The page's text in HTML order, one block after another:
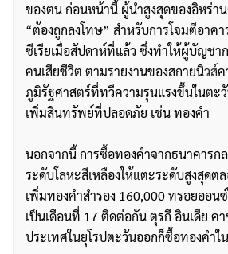
ของตน ก่อนหน้านี้ ผู้นำสูงสุดของอิหร่าน
“ต้องถูกลงโทษ” สำหรับการโจมตีอาค
ซีเรียเมื่อสัปดาห์ที่แล้ว ซึ่งทำให้ผู้บัญชา
คนเสียชีวิต ตามรายงานของสกายนิวส์ค
ภูมิรัฐศาสตร์ที่ทวีความรุนแรงขึ้นในตะ
เพิ่มสินทรัพย์ที่ปลอดภัย เช่น ทองคำ
นอกจากนี้ การซื้อทองคำจากธนาคารก
ระดับโลหะสีเหลืองให้แตะระดับสูงสุดต
เพิ่มทองคำสำรอง 160,000 ทรอยออน
เป็นเดือนที่ 17 ติดต่อกัน ตุรกี อินเดีย ค
ประเทศในยุโรปตะวันออกก็ซื้อทองคำใ